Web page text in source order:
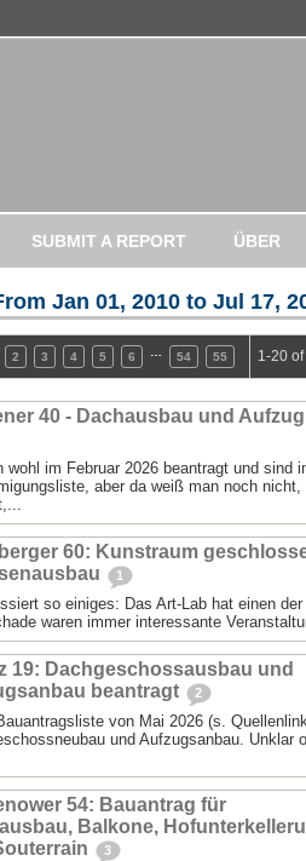
SUBMIT A REPORT ÜBER
Jan 01, 2010 to Jul 17,
2 3 4 5 6 54 55 1-20
40 - Dachausbau und Aufzug
wohl im Februar 2026 beantragt und sind
aber da weiß man noch nicht,
60: Kunstraum
1
so einiges: Das Art-Lab hat einen
waren immer interessante
19: Dachgeschossausbau und
beantragt
2
von Mai 2026 (s.
und Aufzugsanbau. Unklar
54: Bauantrag für
Balkone,
3